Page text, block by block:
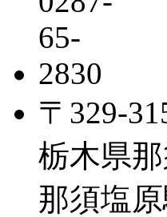
〒329-
栃木県
那須塩